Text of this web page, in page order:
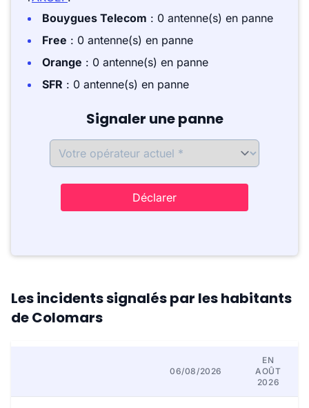
Bouygues Telecom : 0 antenne(s) en panne
Free : 0 antenne(s) en panne
Orange : 0 antenne(s) en panne
SFR : 0 antenne(s) en panne
Signaler une panne
Déclarer
Les incidents signalés par les habitants
de Colomars
06/08/2026
EN
AOÛT
2026